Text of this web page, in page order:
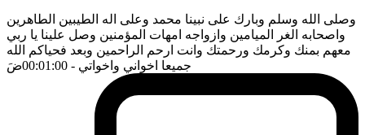
وصلى الله وسلم وبارك على نبينا محمد وعلى اله الطيبين الطاهرين
واصحابه الغر الميامين وازواجه امهات المؤمنين وصل علينا يا ربي
معهم بمنك وكرمك ورحمتك وانت ارحم الراحمين وبعد فحياكم الله
جميعا اخواني واخواتي - 00:01:00 ضَ